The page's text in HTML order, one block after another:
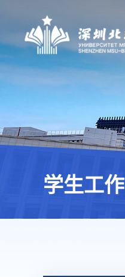
学生工作